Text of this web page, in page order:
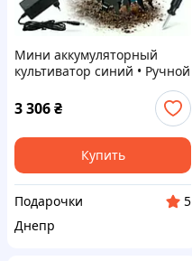
Мини аккумуляторный
культиватор синий • Ручной
садовый культиватор для
рыхления почвы, грядок,
клумб, теплиц и ухода за
3 306₴
Купить
Подарочки
5
Днепр